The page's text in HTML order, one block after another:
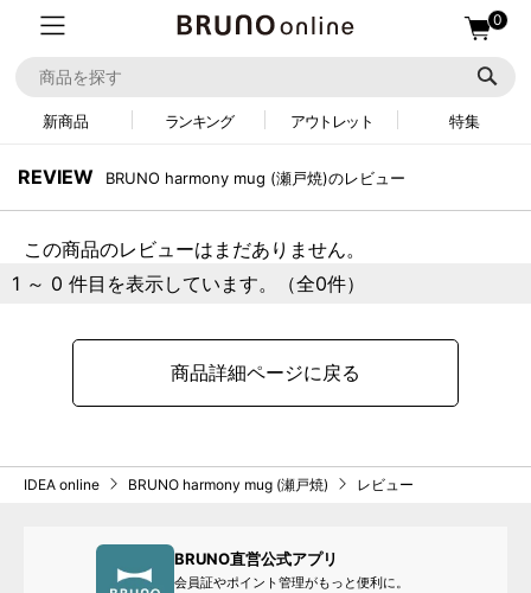
0
新商品 ランキング アウトレット 特集
REVIEW BRUNO harmony mug (瀬戸焼)のレビュー
この商品のレビューはまだありません。
1 ～ 0 件目を表示しています。（全0件）
商品詳細ページに戻る
IDEA online BRUNO harmony mug (瀬戸焼) レビュー
BRUNO直営公式アプリ
会員証やポイント管理がもっと便利に。